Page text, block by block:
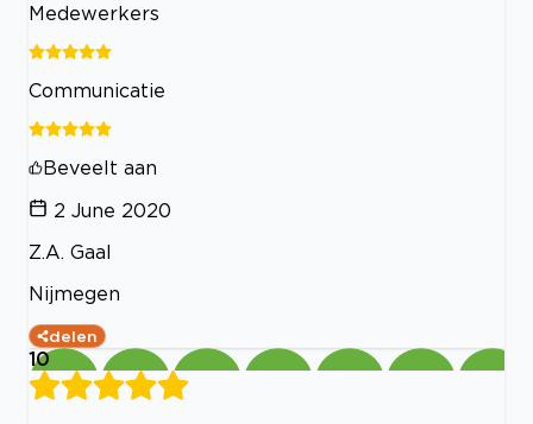
Medewerkers
Communicatie
Beveelt aan
2 June 2020
Z.A. Gaal
Nijmegen
delen
10